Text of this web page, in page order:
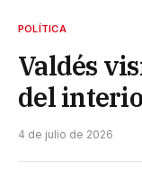
POLÍTICA
Valdés
del
4 de julio de 2026